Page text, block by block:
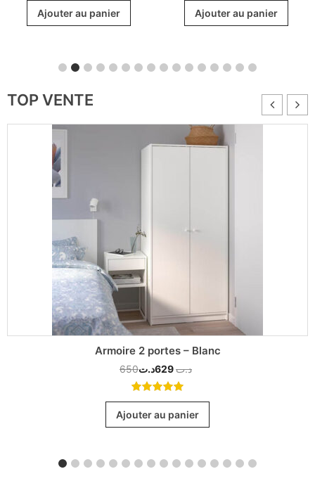
Ajouter au panier Ajouter au panier
TOP VENTE
Armoire 2 portes – Blanc
650 د.ت629د.ت
5.00out
of 5
Ajouter au panier